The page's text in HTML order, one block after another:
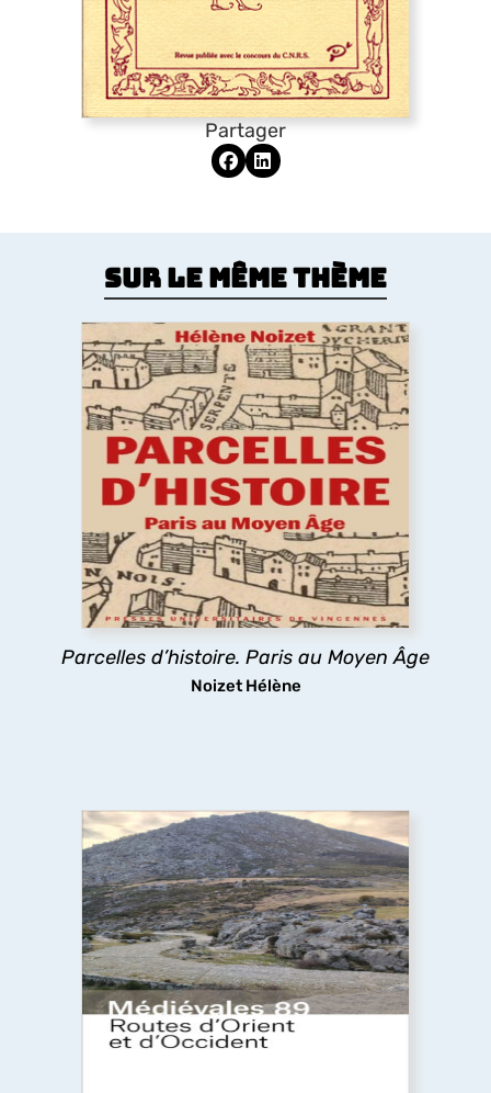
Partager
Sur le même thème
Parcelles d’histoire. Paris au Moyen Âge
Noizet Hélène
Parcelles d’histoire. Paris au Moyen
Âge
Comment le Moyen Âge a dessiné la forme de la
ville de Paris ? Les églises, la trame des rues, les
lotissements, la poésie urbaine montrent
comment les pratiques des habitants médiévaux
ont durablement structuré l’espace urbain
parisien.
découvrir
Routes d’Orient et d’Occident
Pèlerins, marchands et autres voyageurs
sillonnent les routes médiévales, y compris dans
des espaces inhospitaliers, ignorant sans doute
que les infrastructures routières qu’ils